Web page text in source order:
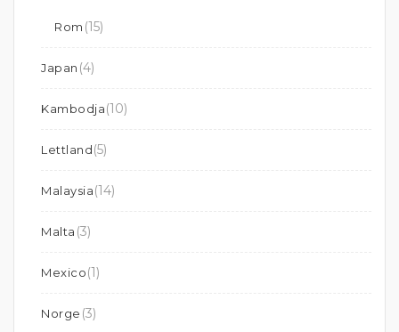
Rom (15)
Japan (4)
Kambodja(10)
Lettland(5)
Malaysia(14)
Malta (3)
Mexico(1)
Norge (3)